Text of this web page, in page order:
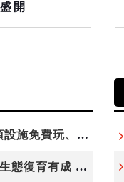
開
高雄最大親子遊樂園8/8開幕！30項設施免費玩、YOYO家族嗨翻暑假
虎頭埤森林秘境！「枯樹籬步道」生態復育有成 走進大自然生命教室